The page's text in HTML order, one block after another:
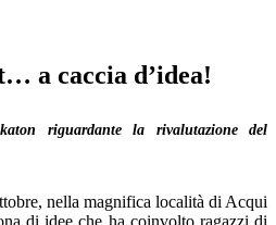
a caccia d’idea!
riguardante la rivalutazione del
nella magnifica località di Acqui
di idee che ha coinvolto ragazzi di